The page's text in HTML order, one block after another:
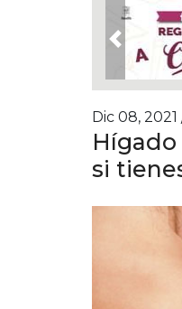
Previous
Dic 08, 2021
si